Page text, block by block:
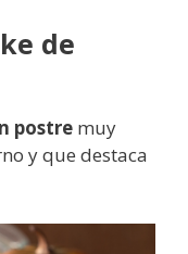
de
postre muy
y que destaca